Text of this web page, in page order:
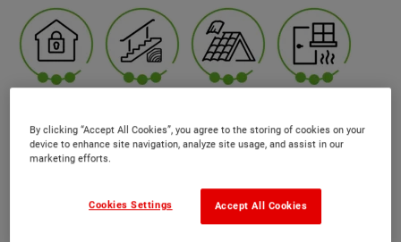
By clicking “Accept All Cookies”, you agree to the storing of cookies on your
device to enhance site navigation, analyze site usage, and assist in our
marketing efforts.
Accept All Cookies
Cookies Settings